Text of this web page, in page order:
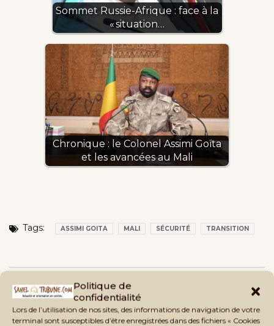
Politique de
confidentialité
Lors de l’utilisation de nos sites, des informations de navigation de votre
terminal sont susceptibles d’être enregistrées dans des fichiers « Cookies
Sommet Russie-Afrique : face à la
« situation…
Chronique : le Colonel Assimi Goïta
et les avancées au Mali
Tags: ASSIMI GOITA MALI SÉCURITÉ TRANSITION